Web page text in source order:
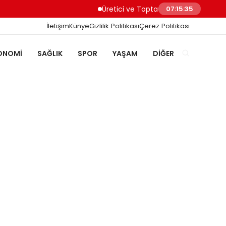
Üretici ve Toptancılar Dijital Sipariş
07:15:36
İletişimKünyeGizlilik PolitikasıÇerez Politikası
SAĞLIK SPOR YAŞAM DIĞER